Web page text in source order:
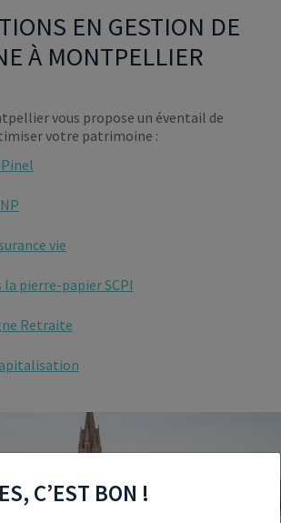
EN GESTION DE
À MONTPELLIER
vous propose un éventail de
votre patrimoine :
vie
pierre-papier SCPI
Retraite
C’EST BON !